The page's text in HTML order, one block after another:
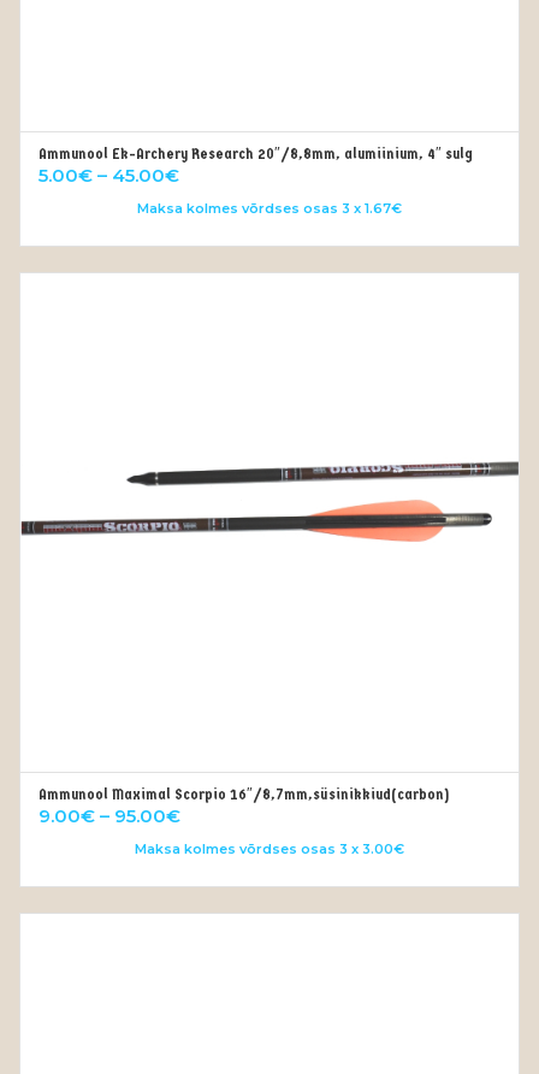
VALI
Ammunool Ek-Archery Research 20″/8,8mm, alumiinium, 4″ sulg
5.00€ – 45.00€Price
range:
45.00€
Maksa kolmes võrdses osas 3 x 1.67€
VALI
Ammunool Maximal Scorpio 16″/8,7mm,süsinikkiud(carbon)
9.00€ – 95.00€Price
range:
95.00€
Maksa kolmes võrdses osas 3 x 3.00€